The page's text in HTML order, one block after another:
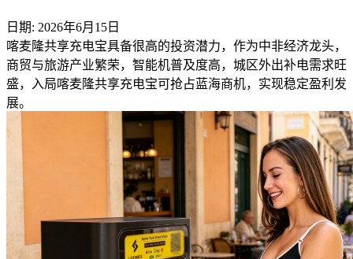
日期: 2026年6月15日
喀麦隆共享充电宝具备很高的投资潜力，作为中非经济龙头，
商贸与旅游产业繁荣，智能机普及度高，城区外出补电需求旺
盛，入局喀麦隆共享充电宝可抢占蓝海商机，实现稳定盈利发
展。